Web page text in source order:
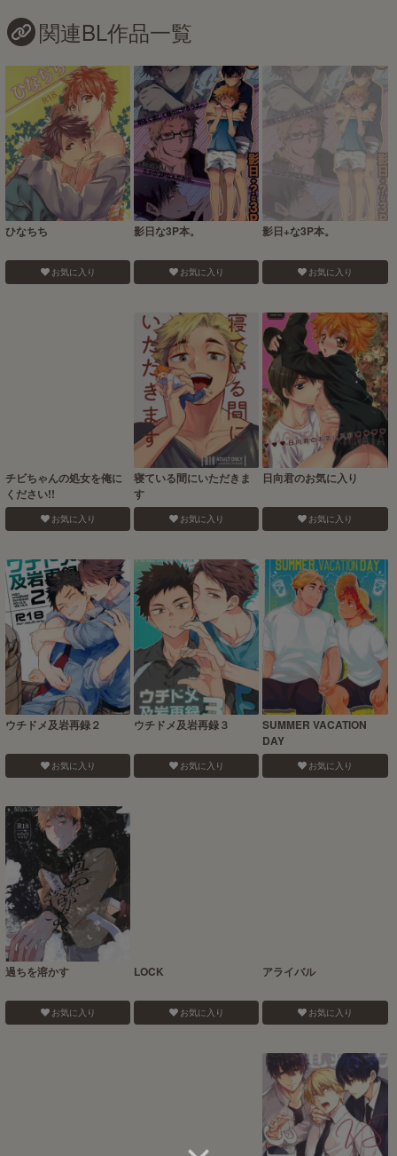
関連BL作品一覧
ひなちち
お気に入り
影日な3P本。
お気に入り
影日+な3P本。
お気に入り
チビちゃんの処女を俺に
ください!!
お気に入り
寝ている間にいただきま
す
お気に入り
日向君のお気に入り
お気に入り
ウチドメ及岩再録２
お気に入り
ウチドメ及岩再録３
お気に入り
SUMMER VACATION
DAY
お気に入り
過ちを溶かす
お気に入り
LOCK
お気に入り
アライバル
お気に入り